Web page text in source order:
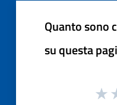
Quanto sono
su questa